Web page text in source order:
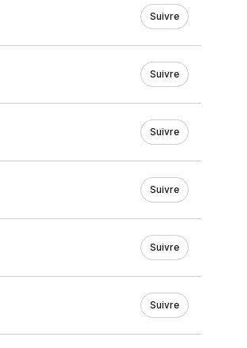
Suivre
Suivre
Suivre
Suivre
Suivre
Suivre